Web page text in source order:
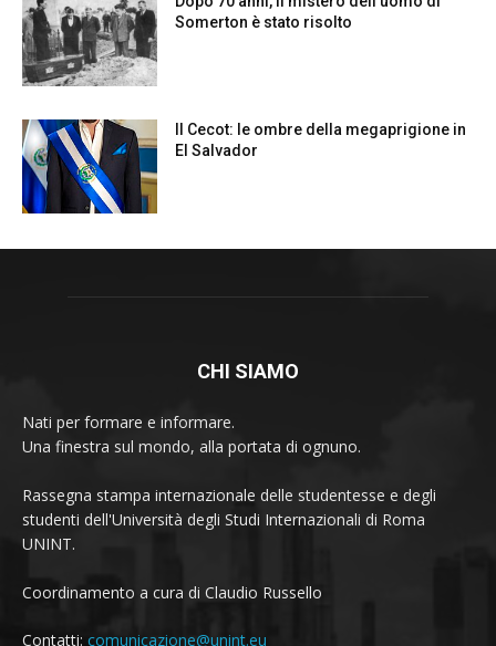
CHI SIAMO
Nati per formare e informare.
Una finestra sul mondo, alla portata di ognuno.
Rassegna stampa internazionale delle studentesse e degli
studenti dell'Università degli Studi Internazionali di Roma
UNINT.
Coordinamento a cura di Claudio Russello
Contatti: comunicazione@unint.eu